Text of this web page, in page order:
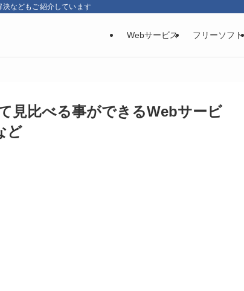
などもご紹介しています
Webサービス フリーソフト
見比べる事ができるWebサービ
ど